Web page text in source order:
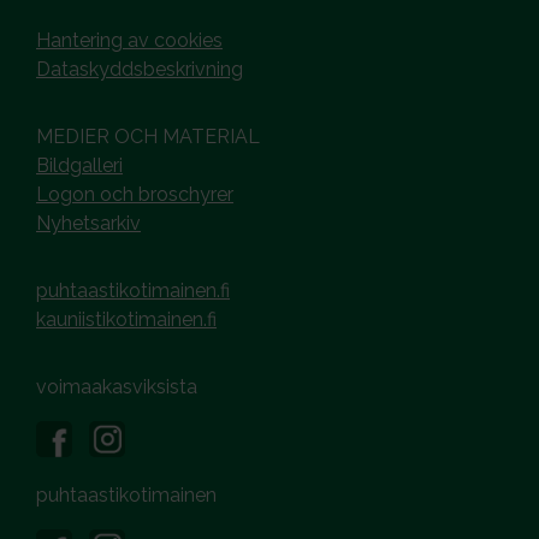
Hantering av cookies
Dataskyddsbeskrivning
MEDIER OCH MATERIAL
Bildgalleri
Logon och broschyrer
Nyhetsarkiv
puhtaastikotimainen.fi
kauniistikotimainen.fi
voimaakasviksista
puhtaastikotimainen